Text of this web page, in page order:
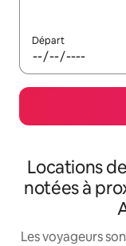
Départ
Locations
notées à
Les voyageurs